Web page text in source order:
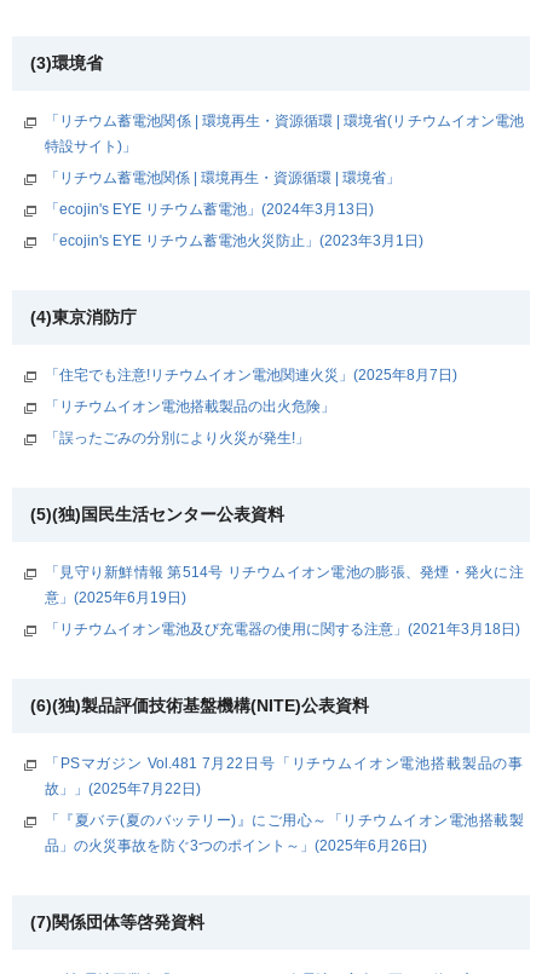
(3)環境省
「リチウム蓄電池関係 | 環境再生・資源循環 | 環境省(リチウムイオン電池
特設サイト)」
「リチウム蓄電池関係 | 環境再生・資源循環 | 環境省」
「ecojin's EYE リチウム蓄電池」(2024年3月13日)
「ecojin's EYE リチウム蓄電池火災防止」(2023年3月1日)
(4)東京消防庁
「住宅でも注意!リチウムイオン電池関連火災」(2025年8月7日)
「リチウムイオン電池搭載製品の出火危険」
「誤ったごみの分別により火災が発生!」
(5)(独)国民生活センター公表資料
「見守り新鮮情報 第514号 リチウムイオン電池の膨張、発煙・発火に注
意」(2025年6月19日)
「リチウムイオン電池及び充電器の使用に関する注意」(2021年3月18日)
(6)(独)製品評価技術基盤機構(NITE)公表資料
「PSマガジン Vol.481 7月22日号「リチウムイオン電池搭載製品の事
故」」(2025年7月22日)
「『夏バテ(夏のバッテリー)』にご用心～「リチウムイオン電池搭載製
品」の火災事故を防ぐ3つのポイント～」(2025年6月26日)
(7)関係団体等啓発資料